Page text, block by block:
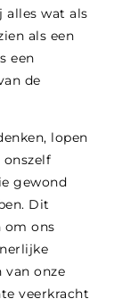
alles wat als
als een
een
de
lopen
gewond
Dit
om ons
van onze
veerkracht